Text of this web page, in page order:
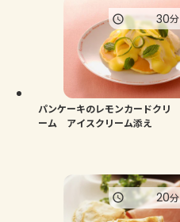
パンケーキのレモンカードクリ
ーム アイスクリーム添え
30分
20分